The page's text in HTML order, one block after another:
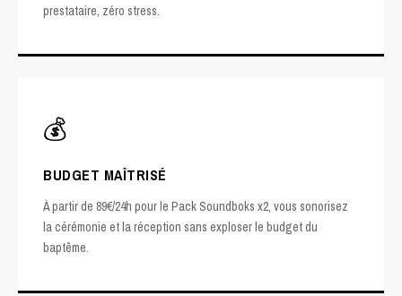
prestataire, zéro stress.
💰
BUDGET MAÎTRISÉ
À partir de 89€/24h pour le Pack Soundboks x2, vous sonorisez
la cérémonie et la réception sans exploser le budget du
baptême.